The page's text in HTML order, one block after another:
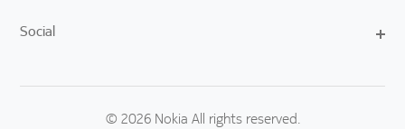
Social
© 2026 Nokia All rights reserved.